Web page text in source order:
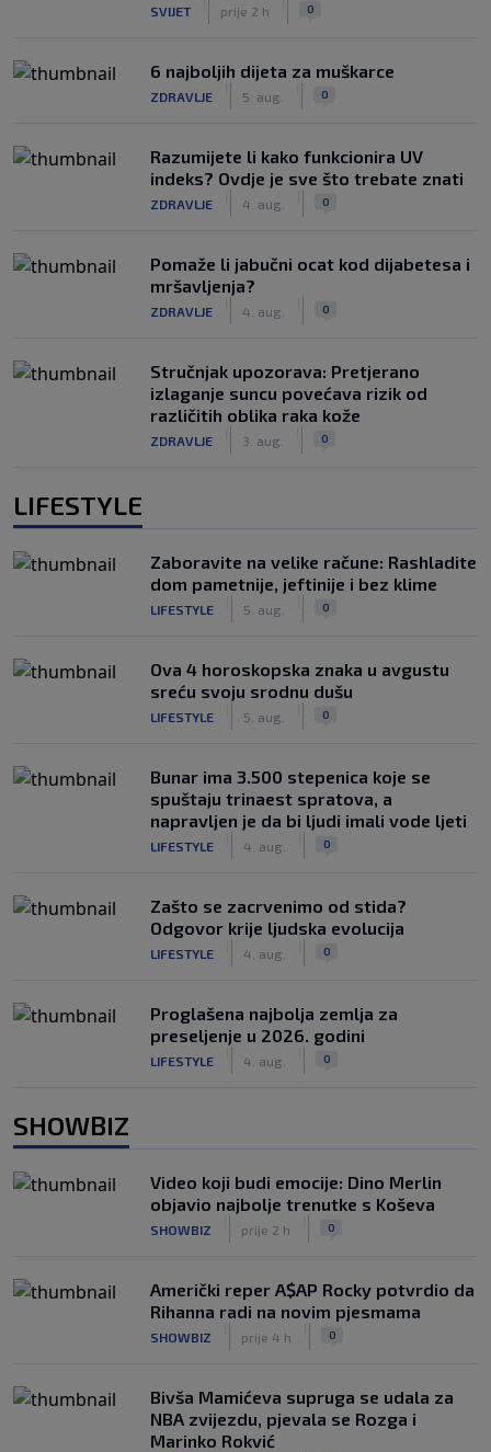
SVIJET prije 2 h 0
6 najboljih dijeta za muškarce
ZDRAVLJE 5. aug. 0
Razumijete li kako funkcionira UV
indeks? Ovdje je sve što trebate znati
ZDRAVLJE 4. aug. 0
Pomaže li jabučni ocat kod dijabetesa i
mršavljenja?
ZDRAVLJE 4. aug. 0
Stručnjak upozorava: Pretjerano
izlaganje suncu povećava rizik od
različitih oblika raka kože
ZDRAVLJE 3. aug. 0
LIFESTYLE
Zaboravite na velike račune: Rashladite
dom pametnije, jeftinije i bez klime
LIFESTYLE 5. aug. 0
Ova 4 horoskopska znaka u avgustu
sreću svoju srodnu dušu
LIFESTYLE 5. aug. 0
Bunar imа 3.500 stepenica koje se
spuštaju trinaest spratova, a
napravljen je da bi ljudi imali vode ljeti
LIFESTYLE 4. aug. 0
Zašto se zacrvenimo od stida?
Odgovor krije ljudska evolucija
LIFESTYLE 4. aug. 0
Proglašena najbolja zemlja za
preseljenje u 2026. godini
LIFESTYLE 4. aug. 0
SHOWBIZ
Video koji budi emocije: Dino Merlin
objavio najbolje trenutke s Koševa
SHOWBIZ prije 2 h 0
Američki reper A$AP Rocky potvrdio da
Rihanna radi na novim pjesmama
SHOWBIZ prije 4 h 0
Bivša Mamićeva supruga se udala za
NBA zvijezdu, pjevala se Rozga i
Marinko Rokvić